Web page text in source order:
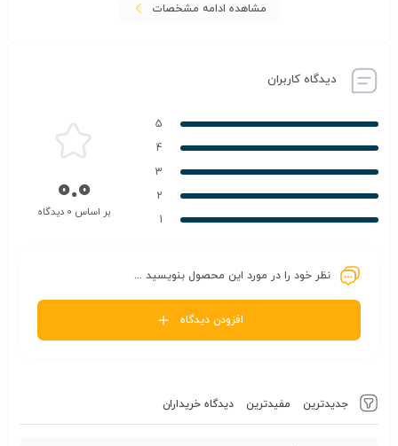
مشاهده ادامه مشخصات
دیدگاه کاربران
جدیدترین مفیدترین دیدگاه خریداران
5
4
3
2
1
0.0
بر اساس 0 دیدگاه
نظر خود را در مورد این محصول بنویسید ...
افزودن دیدگاه